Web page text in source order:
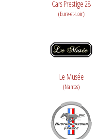
Cars Prestige 28
(Eure-et-Loir)
Le Musée
(Nantes)